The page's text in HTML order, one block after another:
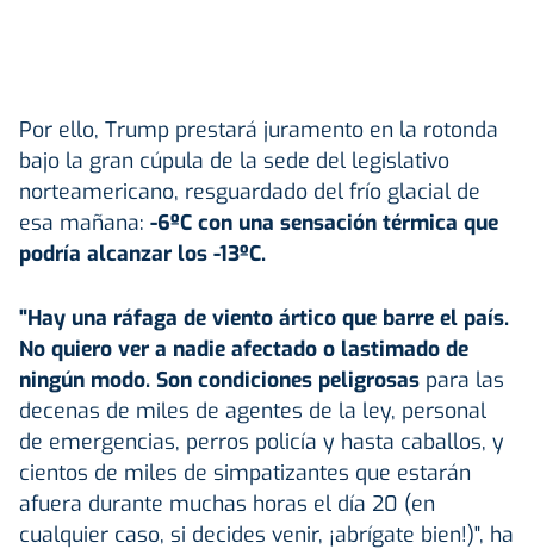
Por ello, Trump prestará juramento en la rotonda
bajo la gran cúpula de la sede del legislativo
norteamericano, resguardado del frío glacial de
esa mañana: -6ºC con una sensación térmica que
podría alcanzar los -13ºC.
"Hay una ráfaga de viento ártico que barre el país.
No quiero ver a nadie afectado o lastimado de
ningún modo. Son condiciones peligrosas para las
decenas de miles de agentes de la ley, personal
de emergencias, perros policía y hasta caballos, y
cientos de miles de simpatizantes que estarán
afuera durante muchas horas el día 20 (en
cualquier caso, si decides venir, ¡abrígate bien!)", ha